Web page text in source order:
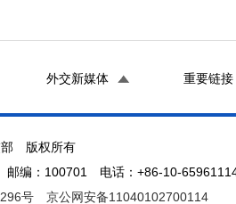
外交新媒体 重要链接
部 版权所有
编：100701 电话：+86-10-
号 京公网安备11040102700114